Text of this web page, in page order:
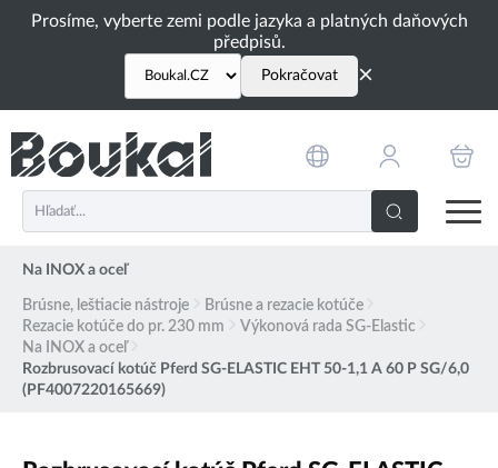
Prosíme, vyberte zemi podle jazyka a platných daňových
předpisů.
Pokračovat ×
Na INOX a oceľ
Brúsne, leštiacie nástroje
Brúsne a rezacie kotúče
Rezacie kotúče do pr. 230 mm
Výkonová rada SG-Elastic
Na INOX a oceľ
Rozbrusovací kotúč Pferd SG-ELASTIC EHT 50-1,1 A 60 P SG/6,0
(PF4007220165669)